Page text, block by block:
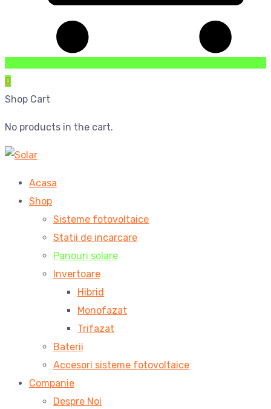
0
Shop Cart
No products in the cart.
Acasa
Shop
Sisteme fotovoltaice
Statii de incarcare
Panouri solare
Invertoare
Hibrid
Monofazat
Trifazat
Baterii
Accesori sisteme fotovoltaice
Companie
Despre Noi